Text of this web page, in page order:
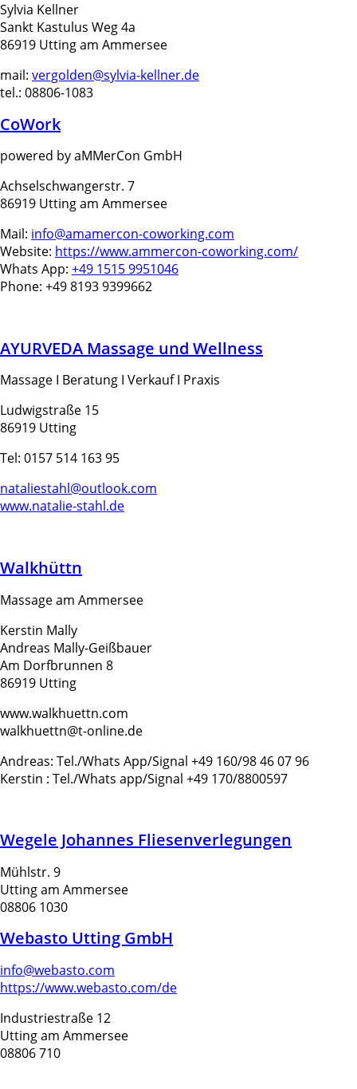
Sylvia Kellner
Sankt Kastulus Weg 4a
86919 Utting am Ammersee
mail: vergolden@sylvia-kellner.de
tel.: 08806-1083
CoWork
powered by aMMerCon GmbH
Achselschwangerstr. 7
86919 Utting am Ammersee
Mail: info@amamercon-coworking.com
Website: https://www.ammercon-coworking.com/
Whats App: +49 1515 9951046
Phone: +49 8193 9399662
AYURVEDA Massage und Wellness
Massage I Beratung I Verkauf I Praxis
Ludwigstraße 15
86919 Utting
Tel: 0157 514 163 95
nataliestahl@outlook.com
www.natalie-stahl.de
Walkhüttn
Massage am Ammersee
Kerstin Mally
Andreas Mally-Geißbauer
Am Dorfbrunnen 8
86919 Utting
www.walkhuettn.com
walkhuettn@t-online.de
Andreas: Tel./Whats App/Signal +49 160/98 46 07 96
Kerstin : Tel./Whats app/Signal +49 170/8800597
Wegele Johannes Fliesenverlegungen
Mühlstr. 9
Utting am Ammersee
08806 1030
Webasto Utting GmbH
info@webasto.com
https://www.webasto.com/de
Industriestraße 12
Utting am Ammersee
08806 710